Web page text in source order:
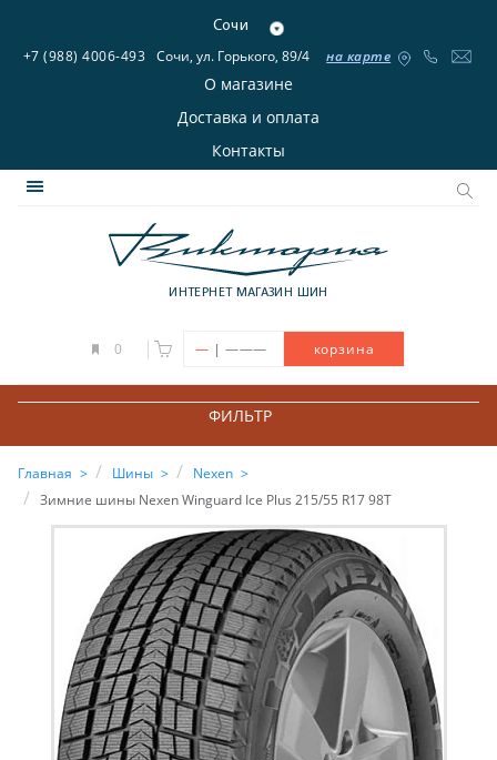
Сочи
+7 (988) 4006-493 Сочи, ул. Горького, 89/4 на карте
О магазине
Доставка и оплата
Контакты
ИНТЕРНЕТ МАГАЗИН ШИН
0 — | ——— корзина
ФИЛЬТР
Главная Шины
Nexen
Зимние шины Nexen Winguard Ice Plus 215/55 R17 98T